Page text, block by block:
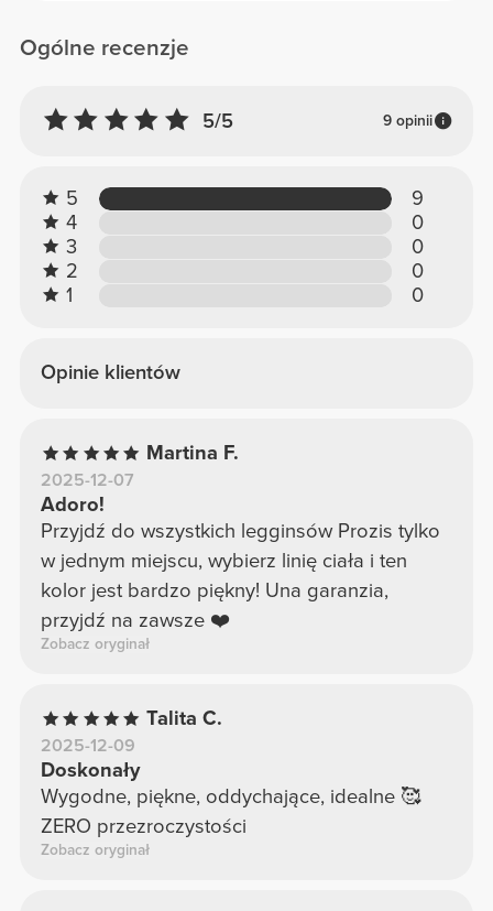
Ogólne recenzje
5/5 9 opinii
5
9
4
0
3
0
2
0
1
0
Opinie klientów
Martina F.
2025-12-07
Adoro!
Przyjdź do wszystkich legginsów Prozis tylko
w jednym miejscu, wybierz linię ciała i ten
kolor jest bardzo piękny! Una garanzia,
przyjdź na zawsze ❤️
Zobacz oryginał
Talita C.
2025-12-09
Doskonały
Wygodne, piękne, oddychające, idealne 🥰
ZERO przezroczystości
Zobacz oryginał